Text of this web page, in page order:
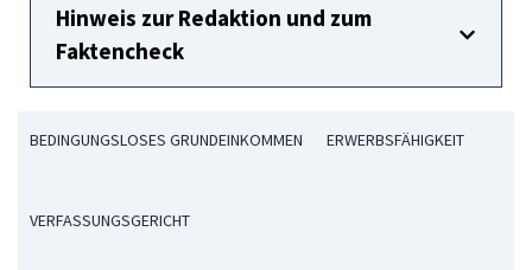
Hinweis zur Redaktion und zum
Faktencheck
BEDINGUNGSLOSES GRUNDEINKOMMEN ERWERBSFÄHIGKEIT
VERFASSUNGSGERICHT